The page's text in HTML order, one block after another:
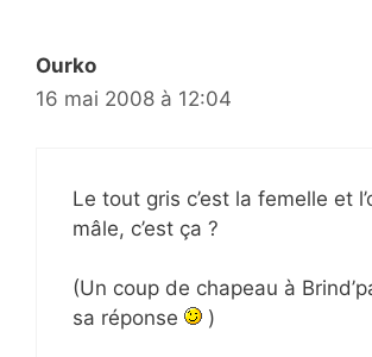
Ourko
16 mai 2008 à 12:04
Le tout gris c’est la femelle et
mâle, c’est ça ?
(Un coup de chapeau à
sa réponse
)